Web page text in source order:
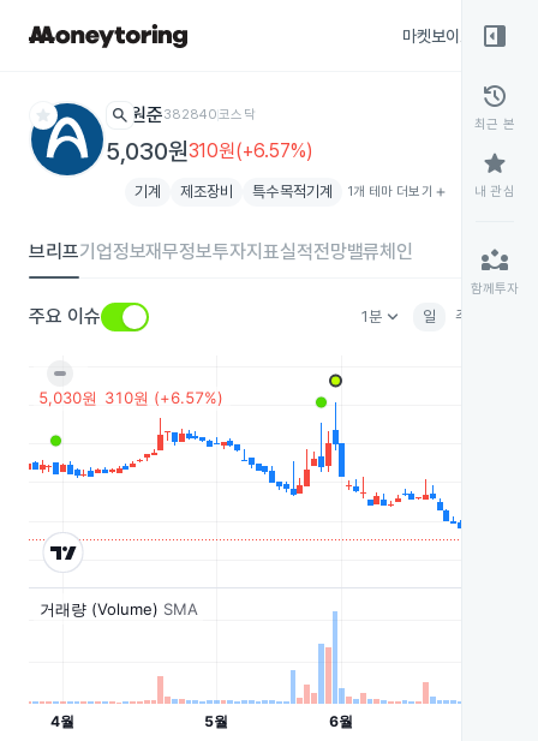
마켓보이스
star search 원준382840코스닥
5,030원310원(+6.57%)
기계 제조장비 특수목적기계 1개 테마 더보기 add
브리프기업정보재무정보투자지표실적전망밸류체인
주요 이슈 1분keyboard_arrow_down 일 주
right_panel_open
history
최근 본
star
내 관심
partner_exchange
함께투자